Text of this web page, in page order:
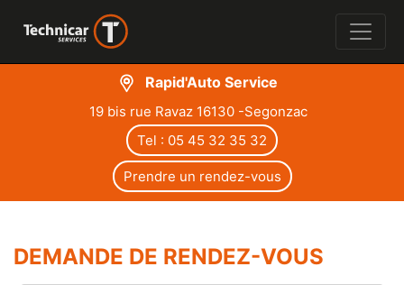
Rapid'Auto Service
19 bis rue Ravaz 16130 -Segonzac
Tel : 05 45 32 35 32
Prendre un rendez-vous
DEMANDE DE RENDEZ-VOUS